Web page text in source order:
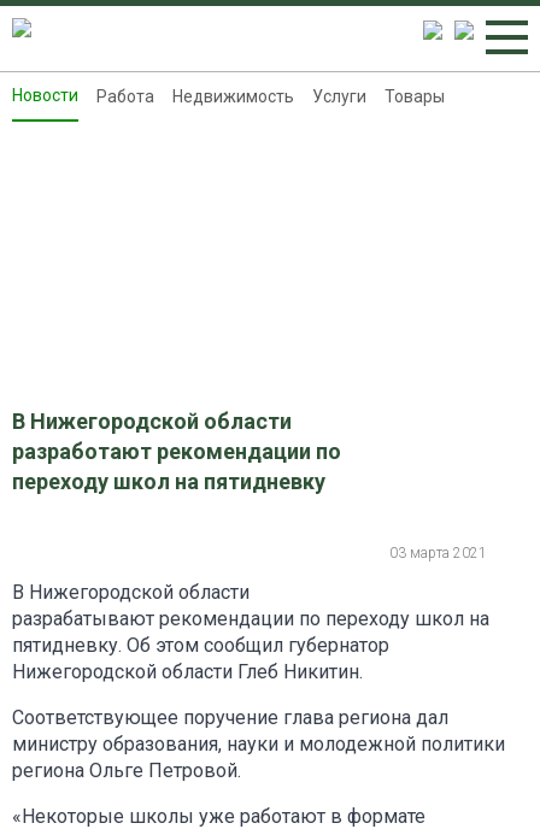
Новости
Новости Работа Недвижимость Услуги Товары
В Нижегородской области
разработают рекомендации по
переходу школ на пятидневку
03 марта 2021
В Нижегородской области
разрабатывают рекомендации по переходу школ на
пятидневку. Об этом сообщил губернатор
Нижегородской области Глеб Никитин.
Соответствующее поручение глава региона дал
министру образования, науки и молодежной политики
региона Ольге Петровой.
«Некоторые школы уже работают в формате